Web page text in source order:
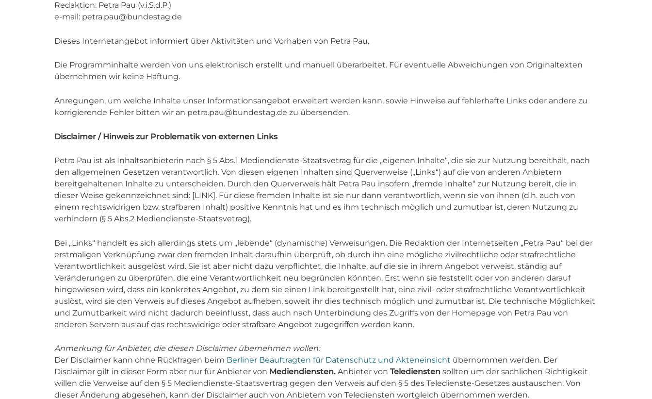
Redaktion: Petra Pau (v.i.S.d.P.)
e-mail: petra.pau@bundestag.de
Dieses Internetangebot informiert über Aktivitäten und Vorhaben von Petra Pau.
Die Programminhalte werden von uns elektronisch erstellt und manuell überarbeitet. Für eventuelle Abweichungen von Originaltexten
übernehmen wir keine Haftung.
Anregungen, um welche Inhalte unser Informationsangebot erweitert werden kann, sowie Hinweise auf fehlerhafte Links oder andere zu
korrigierende Fehler bitten wir an petra.pau@bundestag.de zu übersenden.
Disclaimer / Hinweis zur Problematik von externen Links
Petra Pau ist als Inhaltsanbieterin nach § 5 Abs.1 Mediendienste-Staatsvetrag für die „eigenen Inhalte“, die sie zur Nutzung bereithält, nach
den allgemeinen Gesetzen verantwortlich. Von diesen eigenen Inhalten sind Querverweise („Links“) auf die von anderen Anbietern
bereitgehaltenen Inhalte zu unterscheiden. Durch den Querverweis hält Petra Pau insofern „fremde Inhalte“ zur Nutzung bereit, die in
dieser Weise gekennzeichnet sind: [LINK]. Für diese fremden Inhalte ist sie nur dann verantwortlich, wenn sie von ihnen (d.h. auch von
einem rechtswidrigen bzw. strafbaren Inhalt) positive Kenntnis hat und es ihm technisch möglich und zumutbar ist, deren Nutzung zu
verhindern (§ 5 Abs.2 Mediendienste-Staatsvetrag).
Bei „Links“ handelt es sich allerdings stets um „lebende“ (dynamische) Verweisungen. Die Redaktion der Internetseiten „Petra Pau“ bei der
erstmaligen Verknüpfung zwar den fremden Inhalt daraufhin überprüft, ob durch ihn eine mögliche zivilrechtliche oder strafrechtliche
Verantwortlichkeit ausgelöst wird. Sie ist aber nicht dazu verpflichtet, die Inhalte, auf die sie in ihrem Angebot verweist, ständig auf
Veränderungen zu überprüfen, die eine Verantwortlichkeit neu begründen könnten. Erst wenn sie feststellt oder von anderen darauf
hingewiesen wird, dass ein konkretes Angebot, zu dem sie einen Link bereitgestellt hat, eine zivil- oder strafrechtliche Verantwortlichkeit
auslöst, wird sie den Verweis auf dieses Angebot aufheben, soweit ihr dies technisch möglich und zumutbar ist. Die technische Möglichkeit
und Zumutbarkeit wird nicht dadurch beeinflusst, dass auch nach Unterbindung des Zugriffs von der Homepage von Petra Pau von
anderen Servern aus auf das rechtswidrige oder strafbare Angebot zugegriffen werden kann.
Anmerkung für Anbieter, die diesen Disclaimer übernehmen wollen:
Der Disclaimer kann ohne Rückfragen beim Berliner Beauftragten für Datenschutz und Akteneinsicht übernommen werden. Der
Disclaimer gilt in dieser Form aber nur für Anbieter von Mediendiensten. Anbieter von Telediensten sollten um der sachlichen Richtigkeit
willen die Verweise auf den § 5 Mediendienste-Staatsvertrag gegen den Verweis auf den § 5 des Teledienste-Gesetzes austauschen. Von
dieser Änderung abgesehen, kann der Disclaimer auch von Anbietern von Telediensten wortgleich übernommen werden.